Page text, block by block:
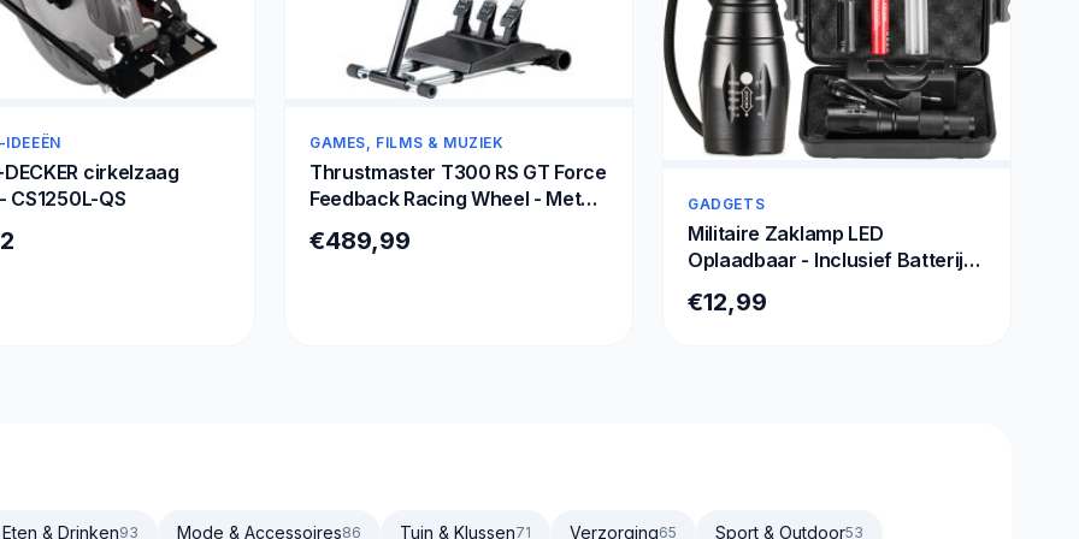
cirkelzaag
CS1250L-QS
GAMES, FILMS & MUZIEK
Thrustmaster T300 RS GT Force
Feedback Racing Wheel - Met
PS4 - PS5
€489,99
GADGETS
Militaire Zaklamp LED
Oplaadbaar - Inclusief Batterij
Zaklantaarn
€12,99
Eten & Drinken93 Mode & Accessoires86 Tuin & Klussen71 Verzorging65 Sport & Outdoor53